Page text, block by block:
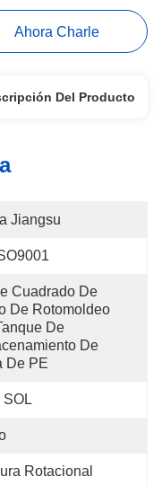
Ahora Charle
Del Producto
Jiangsu
Cuadrado De
De Rotomoldeo
De
De
De PE
SOL
Rotacional